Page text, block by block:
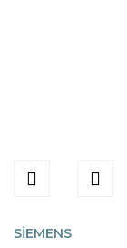
SİEMENS